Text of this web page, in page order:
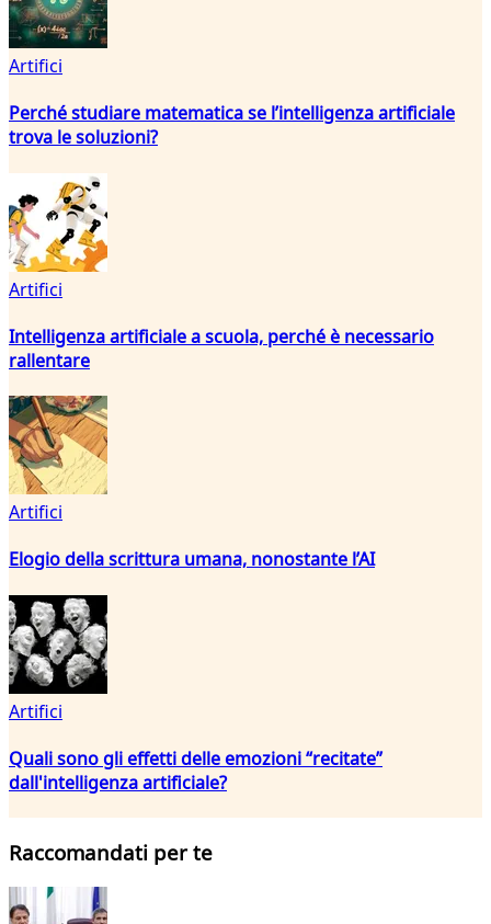
Artifici
Perché studiare matematica se l’intelligenza artificiale
trova le soluzioni?
Artifici
Intelligenza artificiale a scuola, perché è necessario
rallentare
Artifici
Elogio della scrittura umana, nonostante l’AI
Artifici
Quali sono gli effetti delle emozioni “recitate”
dall'intelligenza artificiale?
Raccomandati per te